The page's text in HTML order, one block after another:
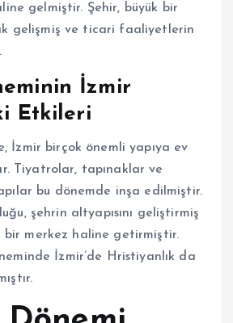
gelmiştir. Şehir, büyük bir
gelişmiş ve ticari faaliyetlerin
İzmir
Etkileri
İzmir birçok önemli yapıya ev
Tiyatrolar, tapınaklar ve
bu dönemde inşa edilmiştir.
şehrin altyapısını geliştirmiş
bir merkez haline getirmiştir.
İzmir’de Hristiyanlık da